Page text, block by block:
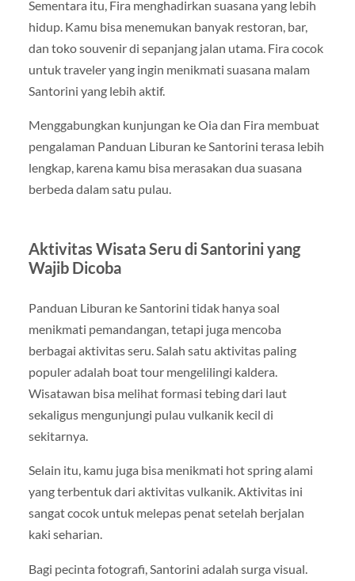
Sementara itu, Fira menghadirkan suasana yang lebih
hidup. Kamu bisa menemukan banyak restoran, bar,
dan toko souvenir di sepanjang jalan utama. Fira cocok
untuk traveler yang ingin menikmati suasana malam
Santorini yang lebih aktif.
Menggabungkan kunjungan ke Oia dan Fira membuat
pengalaman Panduan Liburan ke Santorini terasa lebih
lengkap, karena kamu bisa merasakan dua suasana
berbeda dalam satu pulau.
Aktivitas Wisata Seru di Santorini yang
Wajib Dicoba
Panduan Liburan ke Santorini tidak hanya soal
menikmati pemandangan, tetapi juga mencoba
berbagai aktivitas seru. Salah satu aktivitas paling
populer adalah boat tour mengelilingi kaldera.
Wisatawan bisa melihat formasi tebing dari laut
sekaligus mengunjungi pulau vulkanik kecil di
sekitarnya.
Selain itu, kamu juga bisa menikmati hot spring alami
yang terbentuk dari aktivitas vulkanik. Aktivitas ini
sangat cocok untuk melepas penat setelah berjalan
kaki seharian.
Bagi pecinta fotografi, Santorini adalah surga visual.